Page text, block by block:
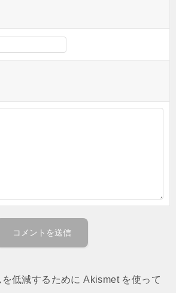
低減するために Akismet を使って